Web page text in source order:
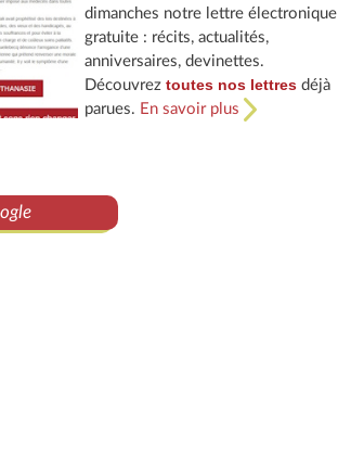
dimanches notre lettre électronique
gratuite : récits, actualités,
anniversaires, devinettes.
Découvreztoutes nos lettres déjà
parues. En savoir plus